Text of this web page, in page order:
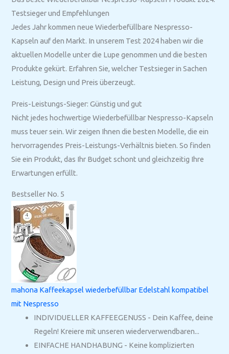
Testsieger und Empfehlungen
Jedes Jahr kommen neue Wiederbefüllbare Nespresso-
Kapseln auf den Markt. In unserem Test 2024 haben wir die
aktuellen Modelle unter die Lupe genommen und die besten
Produkte gekürt. Erfahren Sie, welcher Testsieger in Sachen
Leistung, Design und Preis überzeugt.
Preis-Leistungs-Sieger: Günstig und gut
Nicht jedes hochwertige Wiederbefüllbar Nespresso-Kapseln
muss teuer sein. Wir zeigen Ihnen die besten Modelle, die ein
hervorragendes Preis-Leistungs-Verhältnis bieten. So finden
Sie ein Produkt, das Ihr Budget schont und gleichzeitig Ihre
Erwartungen erfüllt.
Bestseller No. 5
mahona Kaffeekapsel wiederbefüllbar Edelstahl kompatibel
mit Nespresso
INDIVIDUELLER KAFFEEGENUSS - Dein Kaffee, deine
Regeln! Kreiere mit unseren wiederverwendbaren...
EINFACHE HANDHABUNG - Keine komplizierten